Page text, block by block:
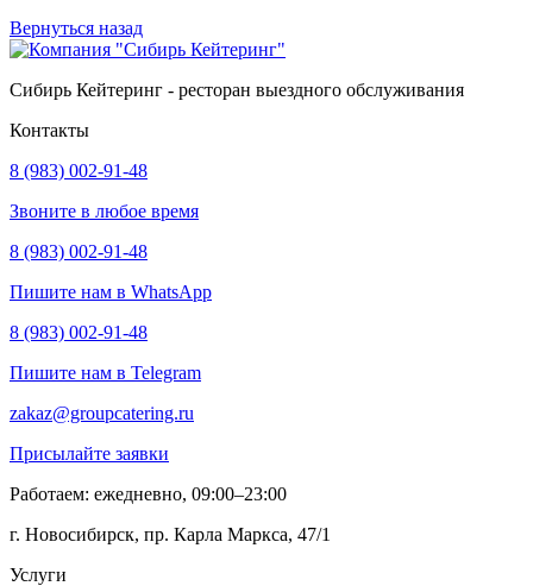
Вернуться назад
Сибирь Кейтеринг - ресторан выездного обслуживания
Контакты
8 (983) 002-91-48
Звоните в любое время
8 (983) 002-91-48
Пишите нам в WhatsApp
8 (983) 002-91-48
Пишите нам в Telegram
zakaz@groupcatering.ru
Присылайте заявки
Работаем: ежедневно, 09:00–23:00
г. Новосибирск, пр. Карла Маркса, 47/1
Услуги